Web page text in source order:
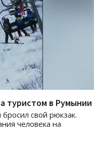
туристом в Румынии
свой рюкзак.
человека на